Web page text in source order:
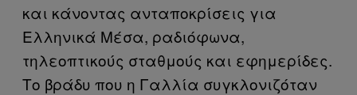
και κάνοντας ανταποκρίσεις για
Ελληνικά Μέσα, ραδιόφωνα,
τηλεοπτικούς σταθμούς και εφημερίδες.
Το βράδυ που η Γαλλία συγκλονιζόταν